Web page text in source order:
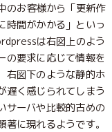
のお客様から「更新作
時間がかかる」といっ
は右図上のよう
の要求に応じて情報を
右図下のような静的ホ
遅く感じられてしまう
サーバや比較的古めの
に現れるようです。